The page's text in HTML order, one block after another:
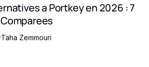
a Portkey en 2026 : 7
Taha Zemmouri